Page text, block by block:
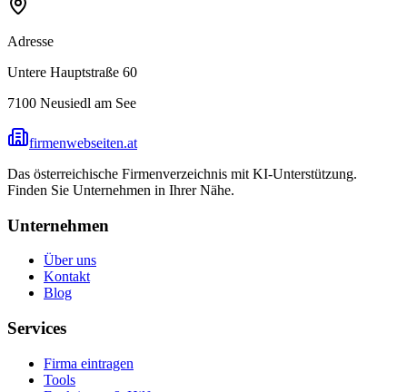
Adresse
Untere Hauptstraße 60
7100 Neusiedl am See
firmenwebseiten.at
Das österreichische Firmenverzeichnis mit KI-Unterstützung.
Finden Sie Unternehmen in Ihrer Nähe.
Unternehmen
Über uns
Kontakt
Blog
Services
Firma eintragen
Tools